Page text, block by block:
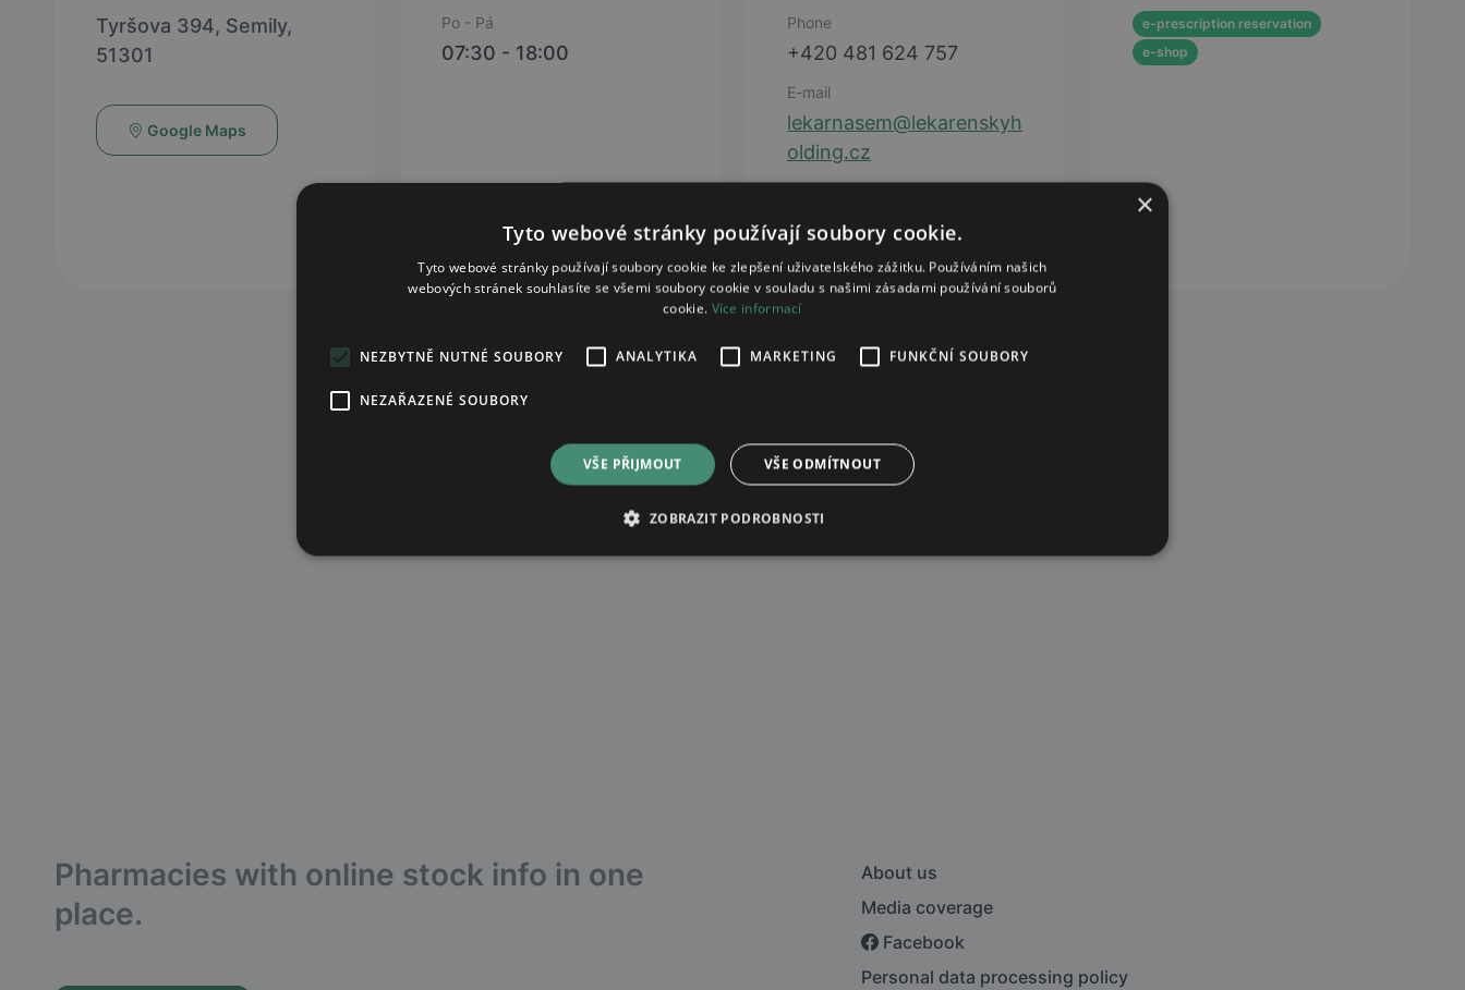
Tyršova 394, Semily,
51301
Google Maps
Po - Pá
07:30 - 18:00
Phone
+420 481 624 757
E-mail
lekarnasem@lekarenskyh
olding.cz
open webpage
e-prescription reservation
e-shop
Pharmacies with online stock info in one
place.
About us
Media coverage
Facebook
Personal data processing policy
×
Tyto webové stránky používají soubory cookie.
Tyto webové stránky používají soubory cookie ke zlepšení uživatelského zážitku. Používáním našich
webových stránek souhlasíte se všemi soubory cookie v souladu s našimi zásadami používání souborů
cookie. Více informací
NEZBYTNĚ NUTNÉ SOUBORY ANALYTIKA MARKETING FUNKČNÍ SOUBORY
NEZAŘAZENÉ SOUBORY
VŠE PŘIJMOUT VŠE ODMÍTNOUT
ZOBRAZIT PODROBNOSTI